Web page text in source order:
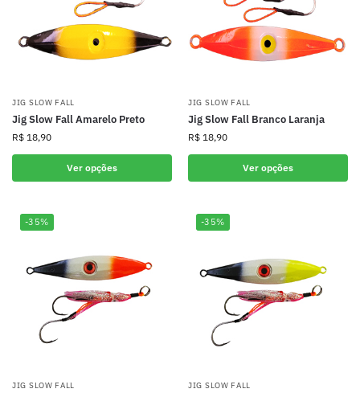
JIG SLOW FALL
Jig Slow Fall Amarelo Preto
R$ 18,90
Ver opções
JIG SLOW FALL
Jig Slow Fall Branco Laranja
R$ 18,90
Ver opções
-35%
JIG SLOW FALL
-35%
JIG SLOW FALL